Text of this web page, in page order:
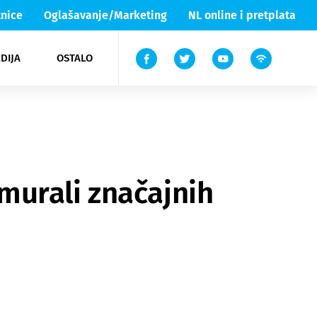
Oglašavanje/Marketing NL online i pretplata
OSTALO
Lika & Senj
TV
značajnih